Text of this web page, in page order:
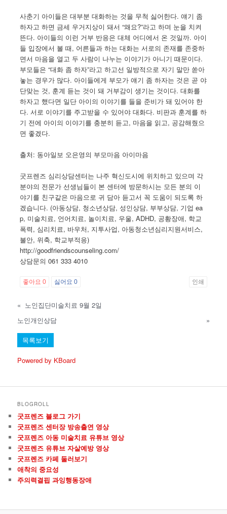
사춘기 아이들은 대부분 대화하는 것을 무척 싫어한다. 얘기 좀
하자고 하면 금세 우거지상이 돼서 “왜요?”라고 하며 눈을 치켜
뜬다. 아이들의 이런 거부 반응은 대체 어디에서 온 것일까. 아이
들 입장에서 볼 때, 어른들과 하는 대화는 서로의 존재를 존중하
면서 마음을 열고 두 사람이 나누는 이야기가 아니기 때문이다.
부모들은 “대화 좀 하자”라고 하고선 일방적으로 자기 말만 쏟아
놓는 경우가 많다. 아이들에게 부모가 얘기 좀 하자는 것은 곧 야
단맞는 것, 훈계 듣는 것이 돼 거부감이 생기는 것이다. 대화를
하자고 했다면 일단 아이의 이야기를 들을 준비가 돼 있어야 한
다. 서로 이야기를 주고받을 수 있어야 대화다. 비판과 훈계를 하
기 전에 아이의 이야기를 충분히 듣고, 마음을 읽고, 공감해줬으
면 좋겠다.
출처: 동아일보 오은영의 부모마음 아이마음
굿프렌즈 심리상담센터는 나주 혁신도시에 위치하고 있으며 각
분야의 전문가 선생님들이 본 센터에 방문하시는 모든 분의 이
야기를 친구같은 마음으로 귀 담아 듣고서 꼭 도움이 되도록 하
겠습니다. (아동상담, 청소년상담, 성인상담, 부부상담, 기업 ea
p, 미술치료, 언어치료, 놀이치료, 우울, ADHD, 공황장애, 학교
폭력, 심리치료, 바우처, 지투사업, 아동청소년심리지원서비스,
불안, 위축, 학교부적응)
http://goodfriendscounseling.com/
상담문의 061 333 4010
좋아요0 싫어요0 인쇄
« 노인집단미술치료 9월 2일
노인개인상담
»
목록보기
Powered by KBoard
BLOGROLL
굿프렌즈 블로그 가기
굿프렌즈 센터장 방송출연 영상
굿프렌즈 아동 미술치료 유튜브 영상
굿프렌즈 유튜브 자살예방 영상
굿프렌즈 카페 둘러보기
애착의 중요성
주의력결핍 과잉행동장애